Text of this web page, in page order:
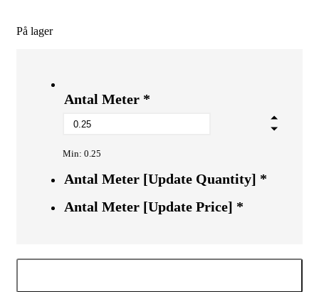
På lager
Antal Meter *
Min: 0.25
Antal Meter [Update Quantity] *
Antal Meter [Update Price] *